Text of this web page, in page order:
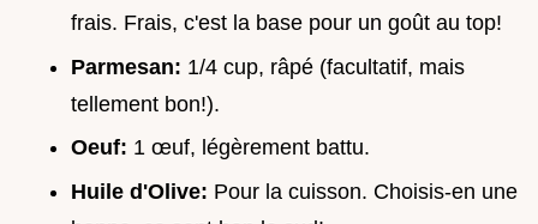
frais. Frais, c'est la base pour un goût au top!
Parmesan: 1/4 cup, râpé (facultatif, mais
tellement bon!).
Oeuf: 1 œuf, légèrement battu.
Huile d'Olive: Pour la cuisson. Choisis-en une